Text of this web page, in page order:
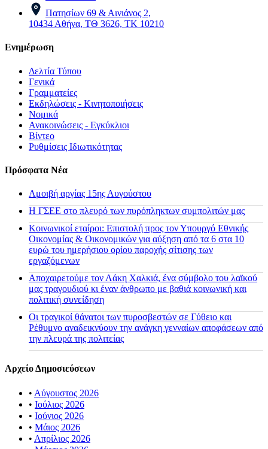
Πατησίων 69 & Αινιάνος 2,
10434 Αθήνα, ΤΘ 3626, ΤΚ 10210
Ενημέρωση
Δελτία Τύπου
Γενικά
Γραμματείες
Εκδηλώσεις - Κινητοποιήσεις
Νομικά
Ανακοινώσεις - Εγκύκλιοι
Βίντεο
Ρυθμίσεις Ιδιωτικότητας
Πρόσφατα Νέα
Αμοιβή αργίας 15ης Αυγούστου
H ΓΣΕΕ στο πλευρό των πυρόπληκτων συμπολιτών μας
Κοινωνικοί εταίροι: Επιστολή προς τον Υπουργό Εθνικής
Οικονομίας & Οικονομικών για αύξηση από τα 6 στα 10
ευρώ του ημερήσιου ορίου παροχής σίτισης των
εργαζόμενων
Αποχαιρετούμε τον Λάκη Χαλκιά, ένα σύμβολο του λαϊκού
μας τραγουδιού κι έναν άνθρωπο με βαθιά κοινωνική και
πολιτική συνείδηση
Οι τραγικοί θάνατοι των πυροσβεστών σε Γύθειο και
Ρέθυμνο αναδεικνύουν την ανάγκη γενναίων αποφάσεων από
την πλευρά της πολιτείας
Αρχείο Δημοσιεύσεων
• Αύγουστος 2026
• Ιούλιος 2026
• Ιούνιος 2026
• Μάιος 2026
• Απρίλιος 2026